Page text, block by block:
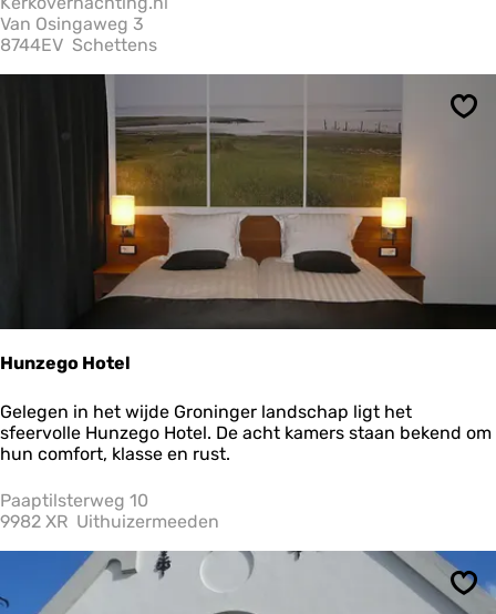
v
e
n
t
t
e
s
Van Osingaweg 3
8744EV Schettens
Hunzego Hotel
H
u
n
e
g
H
t
Gelegen in het wijde Groninger landschap ligt het
sfeervolle Hunzego Hotel. De acht kamers staan bekend om
hun comfort, klasse en rust.
Paaptilsterweg 10
9982 XR Uithuizermeeden